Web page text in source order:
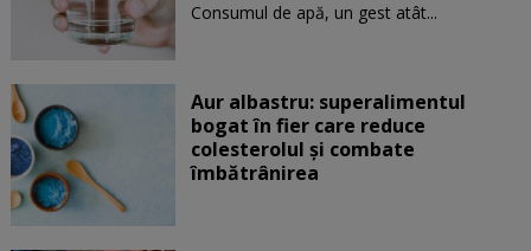
Consumul de apă, un gest atât...
Aur albastru: superalimentul
bogat în fier care reduce
colesterolul și combate
îmbătrânirea